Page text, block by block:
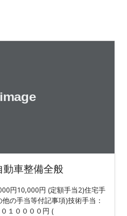
車整備全般
円10,000円 (定額手当2)住宅手
の手当等付記事項)技術手当：
１００００円 (